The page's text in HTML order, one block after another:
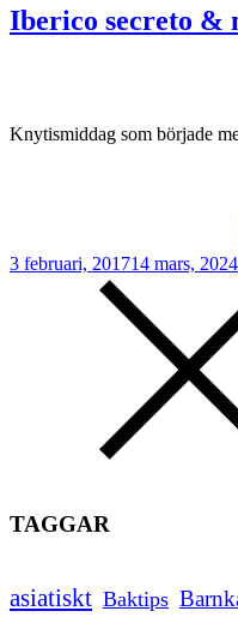
Iberico secreto &
Knytismiddag som började
3 februari, 201714 mars, 2024
TAGGAR
asiatiskt Baktips